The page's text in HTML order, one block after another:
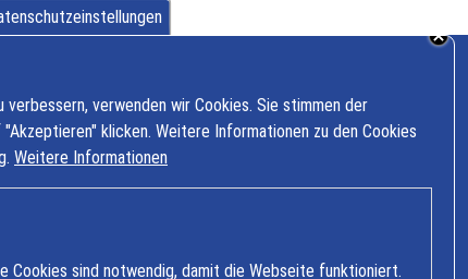
Öffnungszeiten
verwenden wir Cookies. Sie stimmen der
klicken. Weitere Informationen zu den Cookies
Weitere Informationen
Cookies sind notwendig, damit die Webseite funktioniert.